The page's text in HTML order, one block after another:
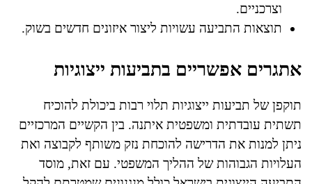
וצרכניים.
תוצאות התביעה עשויות ליצור איזונים חדשים בשוק.
אתגרים אפשריים בתביעות ייצוגיות
תוקפן של תביעות ייצוגיות תלוי רבות ביכולת להוכיח
תשתית עובדתית ומשפטית איתנה. בין הקשיים המרכזיים
ניתן למנות את הדרישה להוכחת נזק משותף לקבוצה ואת
העלויות הגבוהות של ההליך המשפטי. עם זאת, מוסד